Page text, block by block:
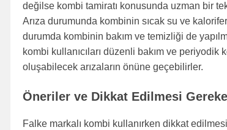
değilse kombi tamiratı konusunda uzman bir
Arıza durumunda kombinin sıcak su ve
durumda kombinin bakım ve temizliği de
kombi kullanıcıları düzenli bakım ve
oluşabilecek arızaların önüne geçebilirler.
Öneriler ve Dikkat Edilmesi
Falke markalı kombi kullanırken dikkat